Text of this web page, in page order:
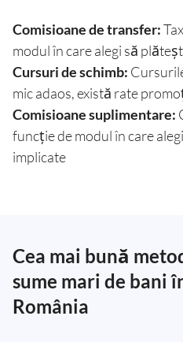
Comisioane de transfer:
modul în care alegi să
Cursuri de schimb:
mic adaos, există rate
Comisioane suplimentare:
funcție de modul în care
implicate
Cea mai bună
sume mari de bani
România